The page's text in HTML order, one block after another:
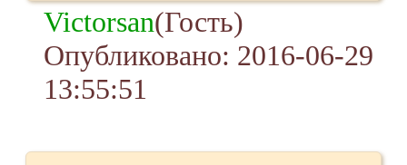
Victorsan(Гость)
Опубликовано: 2016-06-29
13:55:51